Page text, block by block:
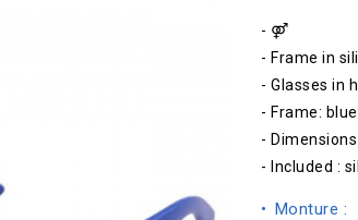
- ⚤
- Frame in
- Glasses in
- Frame:
-
- Included :
Monture :